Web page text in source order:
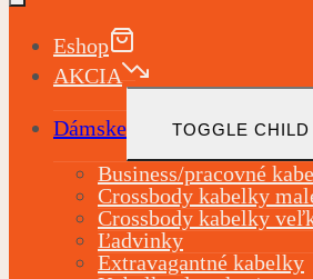
Eshop
AKCIA
Dámske TOGGLE CHILD
Business/pracovné
Crossbody kabelky
Crossbody kabelky
Ľadvinky
Extravagantné kabelky